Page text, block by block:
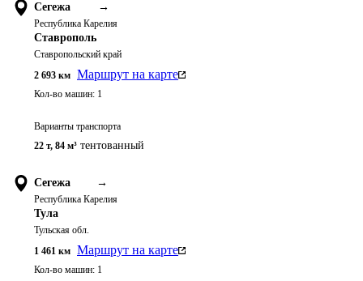
Сегежа →
Республика Карелия
Ставрополь
Ставропольский край
2 693 км Маршрут на карте
Кол-во машин: 1
Варианты транспорта
22 т, 84 м³ тентованный
Сегежа →
Республика Карелия
Тула
Тульская обл.
1 461 км Маршрут на карте
Кол-во машин: 1